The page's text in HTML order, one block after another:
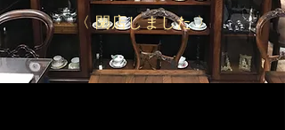
〈 閉店しました 〉